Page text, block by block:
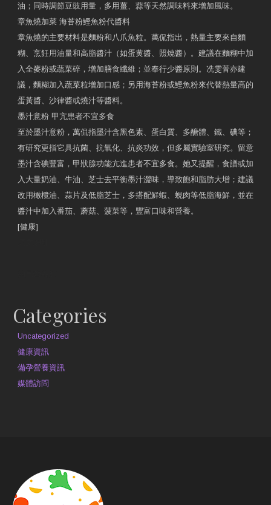
油；同時調節豆豉用量，多用薑、蒜等天然調味料來增加風味。
章魚燒加菜 海苔粉鰹魚粉代醬料
章魚燒的主要材料是麵粉和八爪魚粒。萬侃指出，熱量主要來自麵
糊、烹飪用油量和高脂醬汁（如蛋黄醬、照燒醬）。建議在麵糊中加
入全麥粉或蔬菜碎，增加膳食纖維；並奉行少醬原則。冼雯菁亦建
議，麵糊加入蔬菜粒增加口感；另用海苔粉或鰹魚粉來代替熱量高的
蛋黃醬、沙律醬或燒汁等醬料。
墨汁意粉 甲亢患者不宜多食
至於墨汁意粉，萬侃指墨汁含黑色素、蛋白質、多醣體、鐵、碘等；
有研究更指它具抗菌、抗氧化、抗炎功效，但多屬實驗室研究。留意
墨汁含碘豐富，甲狀腺功能亢進患者不宜多食。她又提醒，食譜或加
入大量奶油、牛油、芝士去平衡墨汁澀味，導致飽和脂肪大增；建議
改用橄欖油、蒜片及低脂芝士，多搭配鮮蝦、蜆肉等低脂海鮮，並在
醬汁中加入番茄、蘑菇、菠菜等，豐富口味和營養。
[健康]
Categories
Uncategorized
健康資訊
備孕營養資訊
媒體訪問